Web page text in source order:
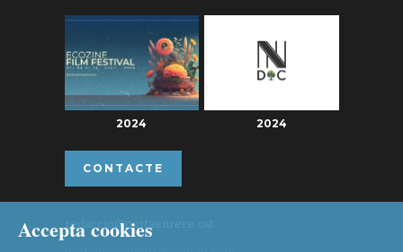
2024 2024
CONTACTE
redaccio@portaenrere.cat
Accepta cookies